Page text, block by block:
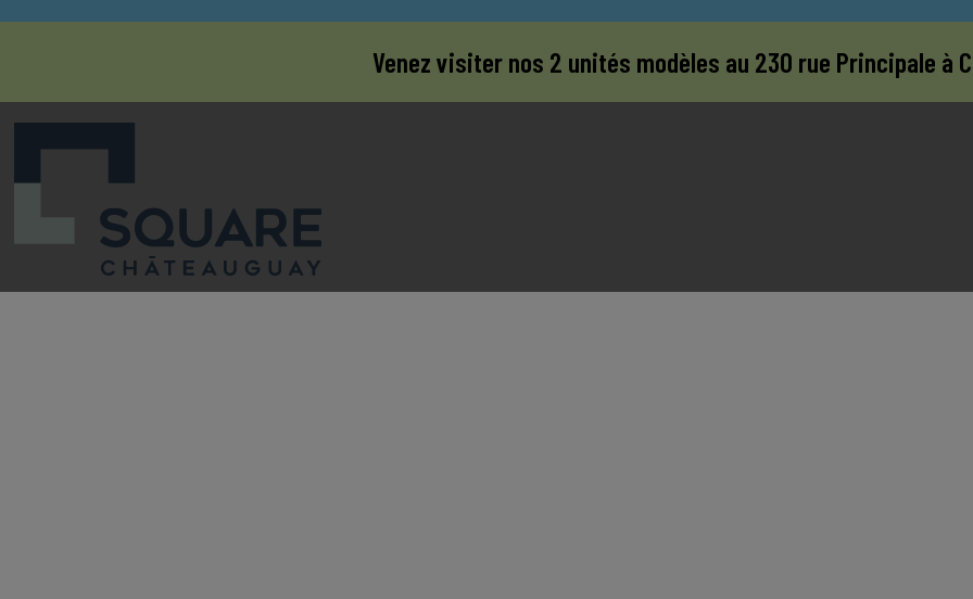
Venez visiter nos 2 unités modèles au 230 rue Principale à